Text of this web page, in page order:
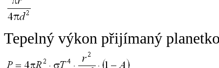
Tepelný výkon přijímaný